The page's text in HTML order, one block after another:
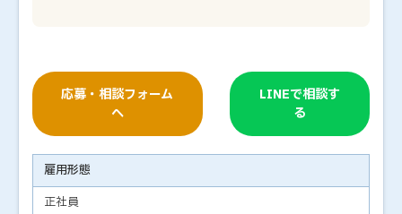
応募・相談フォーム
へ
LINEで相談す
る
雇用形態
正社員